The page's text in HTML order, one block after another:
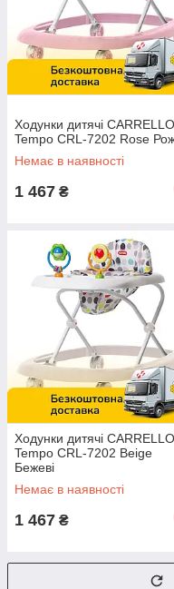
Ходунки дитячі CARRELLO
Tempo CRL-7202 Rose
Немає в наявності
1 467 ₴
Ходунки дитячі CARRELLO
Tempo CRL-7202 Beige
Бежеві
Немає в наявності
1 467 ₴